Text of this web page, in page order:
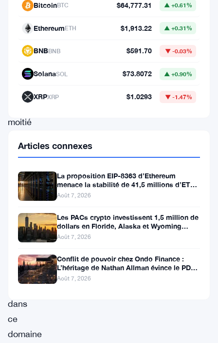
sonnette
d’alarme
plus
moitié
Américains
détiennent
pas
cryptomonnaies
trouvent
dans
ce
domaine
BitcoinBTC $64,777.31 ▲ +0.61%
EthereumETH $1,913.22 ▲ +0.31%
BNBBNB $591.70 ▼ -0.03%
SolanaSOL $73.8072 ▲ +0.90%
XRPXRP $1.0293 ▼ -1.47%
Articles connexes
La proposition EIP-8363 d’Ethereum
menace la stabilité de 41,5 millions d’ETH
stakés et de la DeFi
Août 7, 2026
Les PACs crypto investissent 1,5 million de
dollars en Floride, Alaska et Wyoming
après un revers au Michigan
Août 7, 2026
Conflit de pouvoir chez Ondo Finance :
L’héritage de Nathan Allman évince le PDG
Ian De Bode le 24 juillet
Août 7, 2026